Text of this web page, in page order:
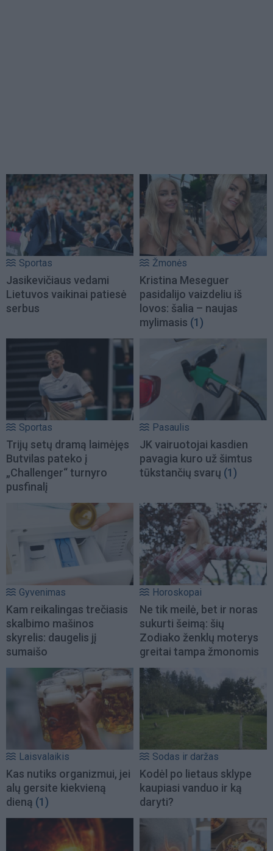
Sportas
Jasikevičiaus vedami
Lietuvos vaikinai patiesė
serbus
Žmonės
Kristina Meseguer
pasidalijo vaizdeliu iš
lovos: šalia – naujas
mylimasis (1)
Sportas
Trijų setų dramą laimėjęs
Butvilas pateko į
„Challenger“ turnyro
pusfinalį
Pasaulis
JK vairuotojai kasdien
pavagia kuro už šimtus
tūkstančių svarų (1)
Gyvenimas
Kam reikalingas trečiasis
skalbimo mašinos
skyrelis: daugelis jį
sumaišo
Horoskopai
Ne tik meilė, bet ir noras
sukurti šeimą: šių
Zodiako ženklų moterys
greitai tampa žmonomis
Laisvalaikis
Kas nutiks organizmui, jei
alų gersite kiekvieną
dieną (1)
Sodas ir daržas
Kodėl po lietaus sklype
kaupiasi vanduo ir ką
daryti?